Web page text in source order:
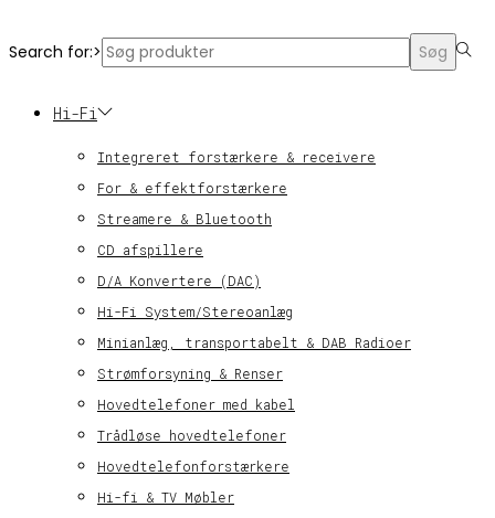
Search for:> Søg
Hi-Fi
Integreret forstærkere & receivere
For & effektforstærkere
Streamere & Bluetooth
CD afspillere
D/A Konvertere (DAC)
Hi-Fi System/Stereoanlæg
Minianlæg, transportabelt & DAB Radioer
Strømforsyning & Renser
Hovedtelefoner med kabel
Trådløse hovedtelefoner
Hovedtelefonforstærkere
Hi-fi & TV Møbler